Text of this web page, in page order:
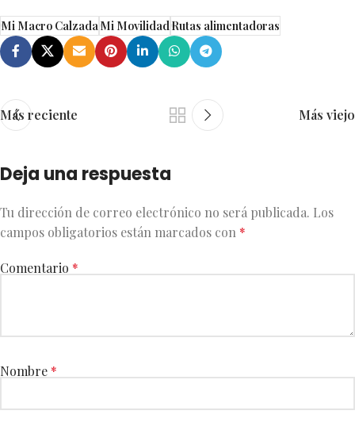
Mi Macro CalzadaMi MovilidadRutas alimentadoras
Más reciente Más viejo
Deja una respuesta
Tu dirección de correo electrónico no será publicada. Los
campos obligatorios están marcados con *
Comentario *
Nombre *